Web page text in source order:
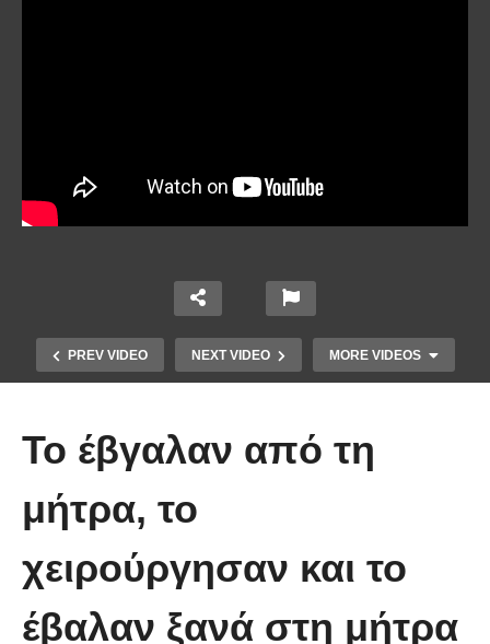
PREV VIDEO NEXT VIDEO MORE VIDEOS
από τη LEGO!
Το έβγαλαν από τη
μήτρα, το
χειρούργησαν και το
έβαλαν ξανά στη μήτρα